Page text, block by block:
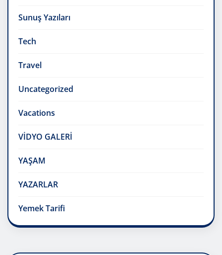
Sunuş Yazıları
Tech
Travel
Uncategorized
Vacations
VİDYO GALERİ
YAŞAM
YAZARLAR
Yemek Tarifi